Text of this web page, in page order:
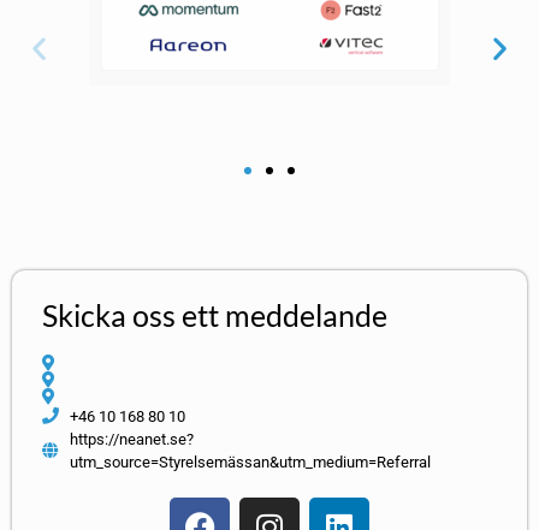
Skicka oss ett meddelande
+46 10 168 80 10
https://neanet.se?
utm_source=Styrelsemässan&utm_medium=Referral